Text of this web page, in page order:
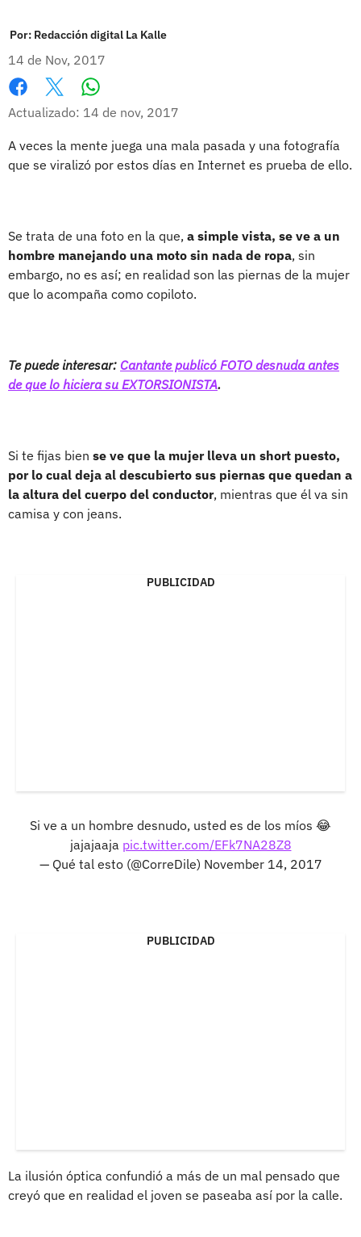
Por: Redacción digital La Kalle
14 de Nov, 2017
Facebook
X
Actualizado: 14 de nov, 2017
A veces la mente juega una mala pasada y una fotografía
que se viralizó por estos días en Internet es prueba de ello.
Se trata de una foto en la que, a simple vista, se ve a un
hombre manejando una moto sin nada de ropa, sin
embargo, no es así; en realidad son las piernas de la mujer
que lo acompaña como copiloto.
Te puede interesar: Cantante publicó FOTO desnuda antes
de que lo hiciera su EXTORSIONISTA.
Si te fijas bien se ve que la mujer lleva un short puesto,
por lo cual deja al descubierto sus piernas que quedan a
la altura del cuerpo del conductor, mientras que él va sin
camisa y con jeans.
PUBLICIDAD
Si ve a un hombre desnudo, usted es de los míos 😂
jajajaaja pic.twitter.com/EFk7NA28Z8
— Qué tal esto (@CorreDile) November 14, 2017
PUBLICIDAD
La ilusión óptica confundió a más de un mal pensado que
creyó que en realidad el joven se paseaba así por la calle.